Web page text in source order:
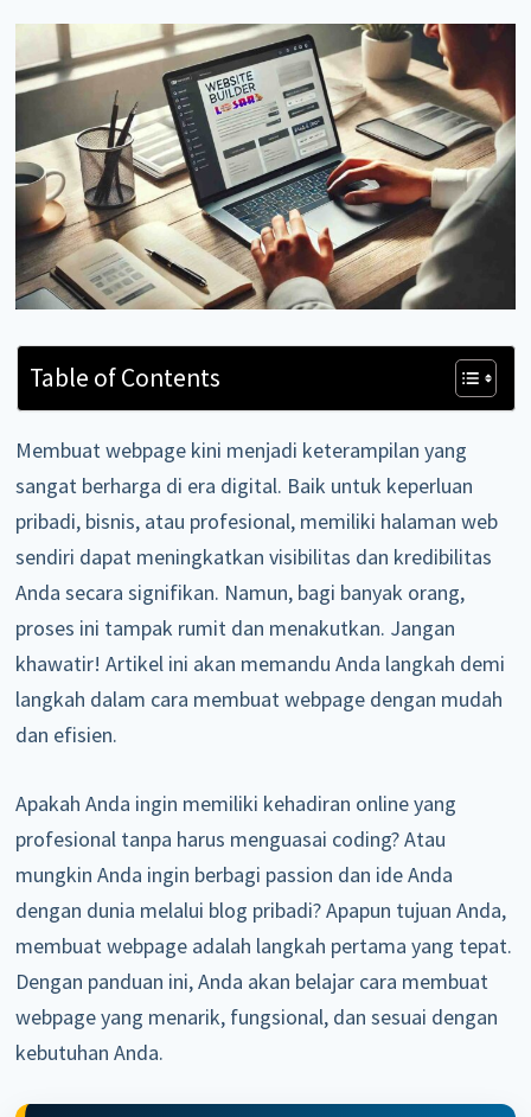
Table of Contents
Membuat webpage kini menjadi keterampilan yang
sangat berharga di era digital. Baik untuk keperluan
pribadi, bisnis, atau profesional, memiliki halaman web
sendiri dapat meningkatkan visibilitas dan kredibilitas
Anda secara signifikan. Namun, bagi banyak orang,
proses ini tampak rumit dan menakutkan. Jangan
khawatir! Artikel ini akan memandu Anda langkah demi
langkah dalam cara membuat webpage dengan mudah
dan efisien.
Apakah Anda ingin memiliki kehadiran online yang
profesional tanpa harus menguasai coding? Atau
mungkin Anda ingin berbagi passion dan ide Anda
dengan dunia melalui blog pribadi? Apapun tujuan Anda,
membuat webpage adalah langkah pertama yang tepat.
Dengan panduan ini, Anda akan belajar cara membuat
webpage yang menarik, fungsional, dan sesuai dengan
kebutuhan Anda.